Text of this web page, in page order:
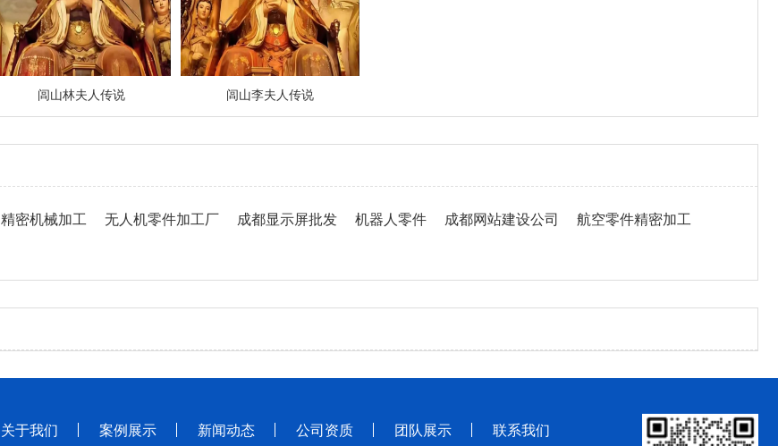
闾山林夫人传说 闾山李夫人传说
精密机械加工 无人机零件加工厂 成都显示屏批发 机器人零件 成都网站建设公司
航空零件精密加工
关于我们 案例展示 新闻动态 公司资质 团队展示 联系我们